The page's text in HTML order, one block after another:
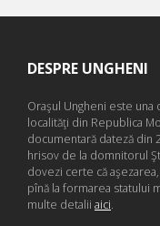
DESPRE UNGHENI
Oraşul Ungheni este
localităţi din Republica
documentară dateză din
hrisov de la domnitorul
dovezi certe că
pînă la formarea statului
multe detalii aici.